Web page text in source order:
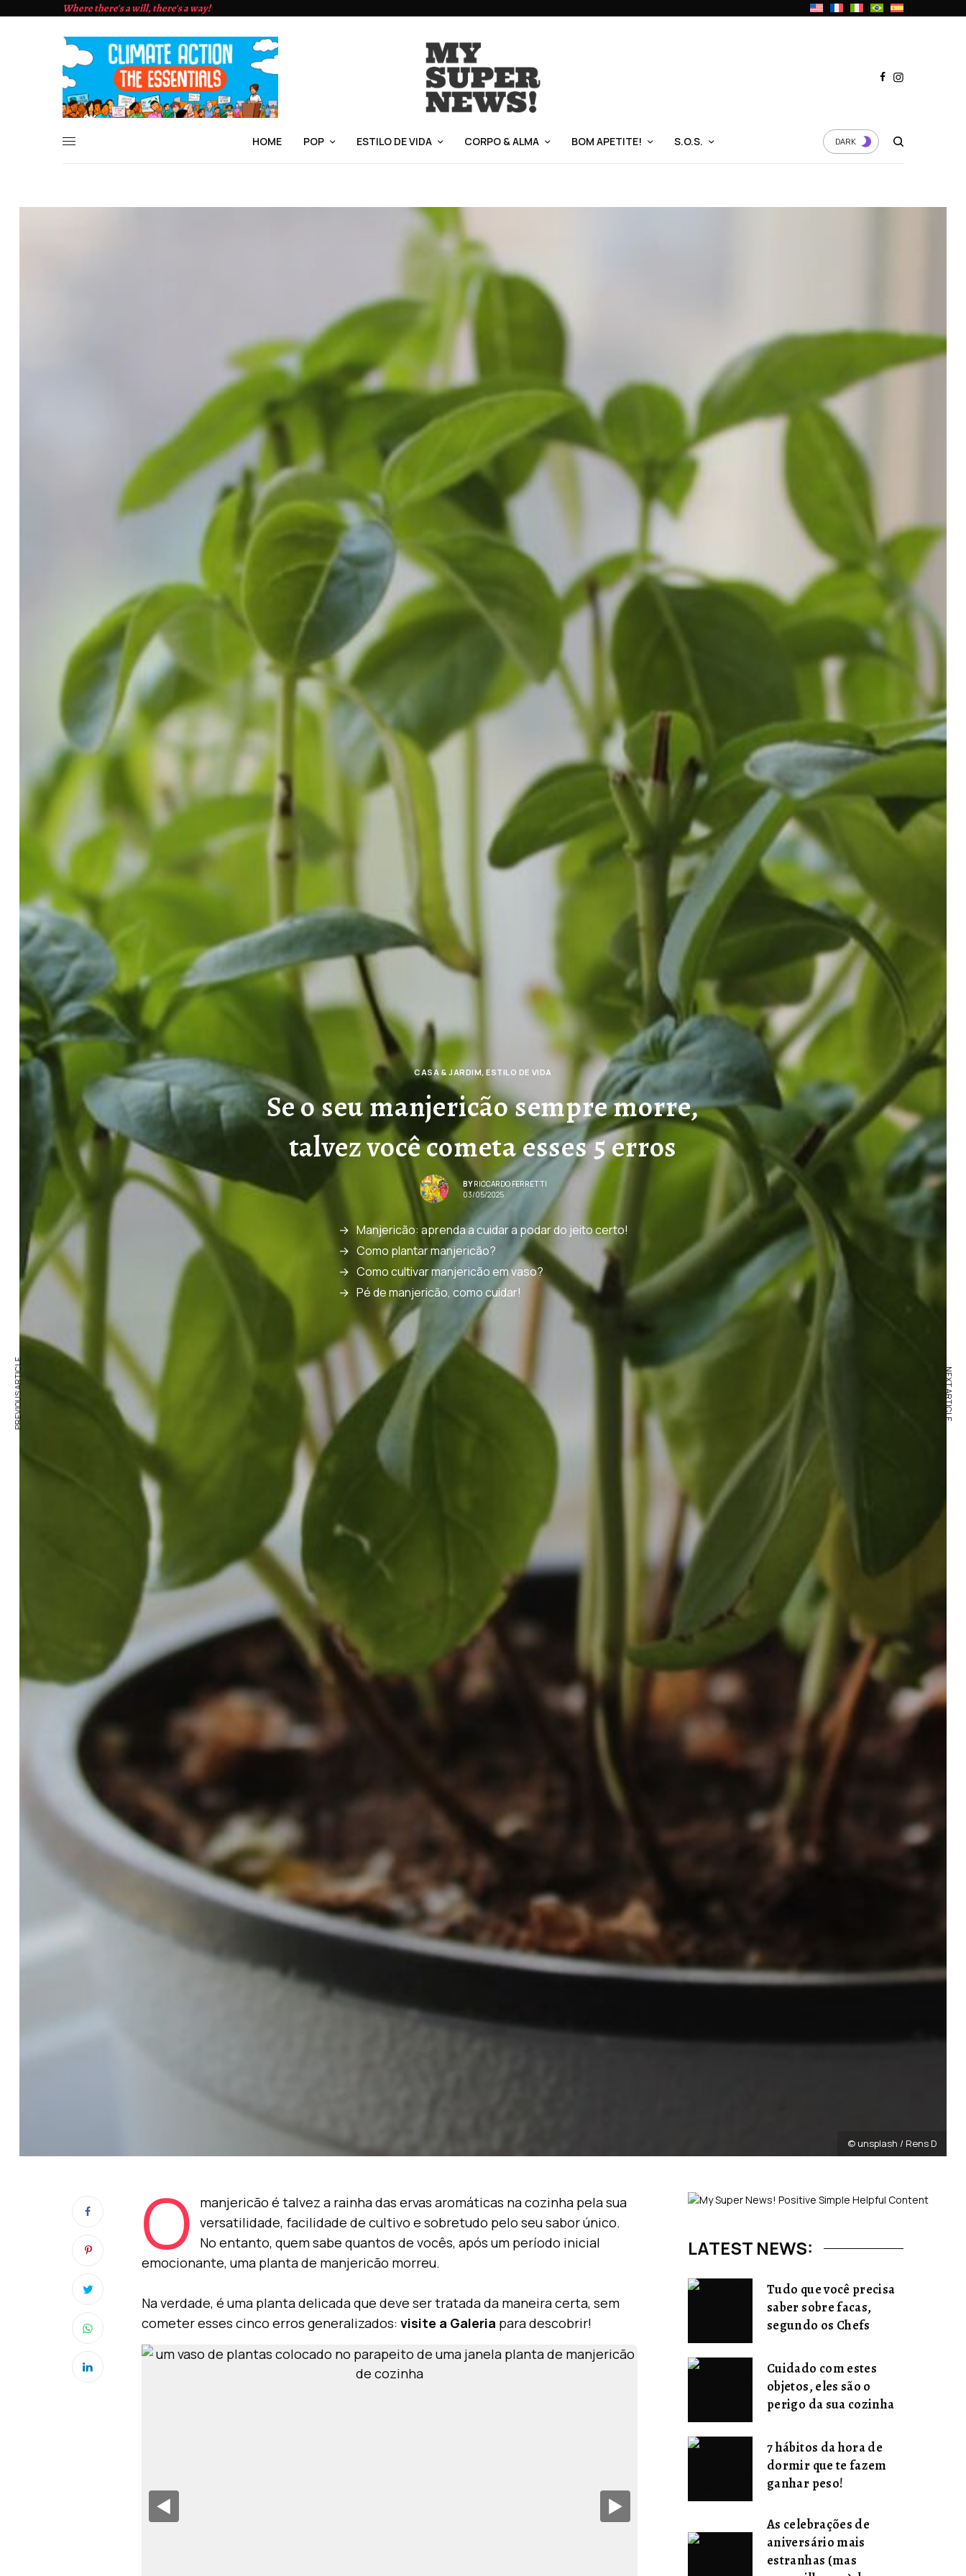
Where there's a will, there's a way!
HOME POP ESTILO DE VIDA CORPO & ALMA BOM APETITE! S.O.S. DARK
CASA & JARDIM, ESTILO DE VIDA
Se o seu manjericão sempre morre,
talvez você cometa esses 5 erros
BY RICCARDO FERRETTI
03/05/2025
Manjericão: aprenda a cuidar a podar do jeito certo!
Como plantar manjericão?
Como cultivar manjericão em vaso?
Pé de manjericão, como cuidar!
© unsplash / Rens D
O
manjericão é talvez a rainha das ervas aromáticas na cozinha pela sua
versatilidade, facilidade de cultivo e sobretudo pelo seu sabor único.
No entanto, quem sabe quantos de vocês, após um período inicial
emocionante, uma planta de manjericão morreu.
Na verdade, é uma planta delicada que deve ser tratada da maneira certa, sem
cometer esses cinco erros generalizados:visite a Galeria para descobrir!
◀︎ ▶︎
LATEST NEWS:
Tudo que você precisa
saber sobre facas,
segundo os Chefs
Cuidado com estes
objetos, eles são o
perigo da sua cozinha
7 hábitos da hora de
dormir que te fazem
ganhar peso!
As celebrações de
aniversário mais
estranhas (mas
PREVIOUS ARTICLE NEXT ARTICLE